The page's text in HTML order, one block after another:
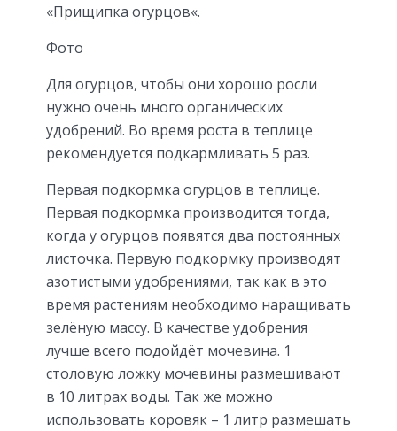
«Прищипка огурцов«.
Фото
Для огурцов, чтобы они хорошо росли
нужно очень много органических
удобрений. Во время роста в теплице
рекомендуется подкармливать 5 раз.
Первая подкормка огурцов в теплице.
Первая подкормка производится тогда,
когда у огурцов появятся два постоянных
листочка. Первую подкормку производят
азотистыми удобрениями, так как в это
время растениям необходимо наращивать
зелёную массу. В качестве удобрения
лучше всего подойдёт мочевина. 1
столовую ложку мочевины размешивают
в 10 литрах воды. Так же можно
использовать коровяк – 1 литр размешать